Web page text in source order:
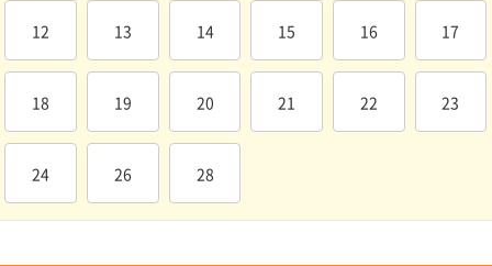
12 13 14 15 16 17
18 19 20 21 22 23
24 26 28
中古で購入した車のタイヤの溝がヤバかったので交換しなくてはいけないと
思い、以前利用したここで購入に至りました。偶然に以前購入したメーカー
が一緒で特に不満もなかったので今回は初めてオールタイヤシーズンタイヤ
の購入にしました。 コストパフォーマンスも良く取り付け工賃も軽自動車
とは言えバルブ交換、廃タイヤ引取り、窒素ガス注入でも10500円と安くト
ータル的に35000円を切りました。8/1からタイヤが値上がるため、タイミ
ングも良かったです。 年に数回程度しか雪が降らないためこのクラスのタ
イヤで良いかなと思います。素人ながらロードノイズや道路の凹凸も気にな
らないです。高速はまだ走っていませんが、街乗り中心なら問題ないです。
耐久性は未定ですが2年位維持できたら良いかなと思います。
(4.50点)
mag*******さん
他の方も書かれてますが、転がりが良いような感がします。特にスタートし
てから、巡航回転になった際、あっ。と感じるほどです｢個人の感想｣ タイ
ヤのロゴに、スポーツと記載ありますが、乗り心地含めマイルド感もあり、
私の感覚では、ツーリングといったイメージ。音は最初は気になりました
が、そのうち気にならなくなりましたが、少し大きめのような気がします。
(5.00点)tom*******さん
RADAR Dimax R8+ 255/40R19.Z 100Y XL